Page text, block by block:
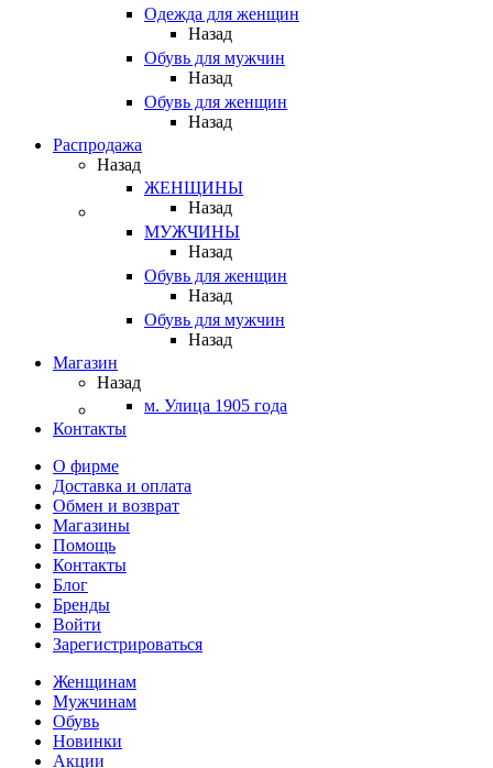
Одежда для женщин
Назад
Обувь для мужчин
Назад
Обувь для женщин
Назад
Распродажа
Назад
ЖЕНЩИНЫ
Назад
МУЖЧИНЫ
Назад
Обувь для женщин
Назад
Обувь для мужчин
Назад
Магазин
Назад
м. Улица 1905 года
Контакты
О фирме
Доставка и оплата
Обмен и возврат
Магазины
Помощь
Контакты
Блог
Бренды
Войти
Зарегистрироваться
Женщинам
Мужчинам
Обувь
Новинки
Акции